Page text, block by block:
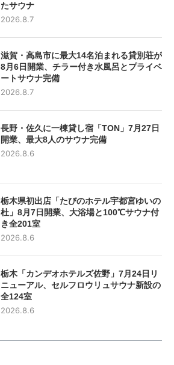
たサウナ
2026.8.7
滋賀・高島市に最大14名泊まれる貸別荘が
8月6日開業、チラー付き水風呂とプライベ
ートサウナ完備
2026.8.7
長野・佐久に一棟貸し宿「TON」7月27日
開業、最大8人のサウナ完備
2026.8.6
栃木県初出店「たびのホテル宇都宮ゆいの
杜」8月7日開業、大浴場と100℃サウナ付
き全201室
2026.8.6
栃木「カンデオホテルズ佐野」7月24日リ
ニューアル、セルフロウリュサウナ新設の
全124室
2026.8.6